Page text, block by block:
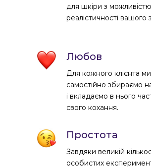
Простота
Завдяки великій
особистих
Любов
Для кожного клієнта ми
самостійно збираємо
і вкладаємо в нього
свого кохання.
для шкіри з
реалістичності вашого